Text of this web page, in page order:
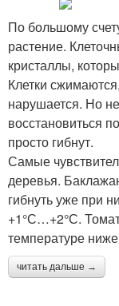
По большому
растение.
кристаллы,
Клетки
нарушается. Но
восстановиться
просто гибнут.
Самые
деревья.
гибнуть уже при
+1°С…+2°С.
температуре
читать дальше →